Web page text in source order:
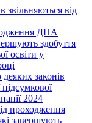
звільняються від
ДПА
здобуття
освіти у
законів
2024
проходження
завершують